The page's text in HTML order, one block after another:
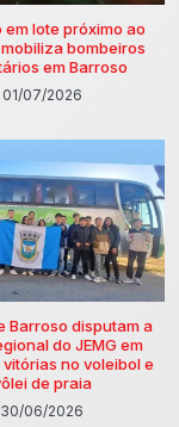
em lote próximo ao
bombeiros
em Barroso
01/07/2026
Barroso disputam a
do JEMG em
no voleibol e
de praia
30/06/2026